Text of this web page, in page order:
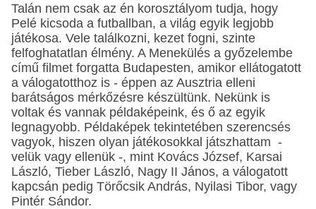
Talán nem csak az én korosztályom tudja, hogy
Pelé kicsoda a futballban, a világ egyik legjobb
játékosa. Vele találkozni, kezet fogni, szinte
felfoghatatlan élmény. A Menekülés a győzelembe
című filmet forgatta Budapesten, amikor ellátogatott
a válogatotthoz is - éppen az Ausztria elleni
barátságos mérkőzésre készültünk. Nekünk is
voltak és vannak példaképeink, és ő az egyik
legnagyobb. Példaképek tekintetében szerencsés
vagyok, hiszen olyan játékosokkal játszhattam -
velük vagy ellenük -, mint Kovács József, Karsai
László, Tieber László, Nagy II János, a válogatott
kapcsán pedig Törőcsik András, Nyilasi Tibor, vagy
Pintér Sándor.